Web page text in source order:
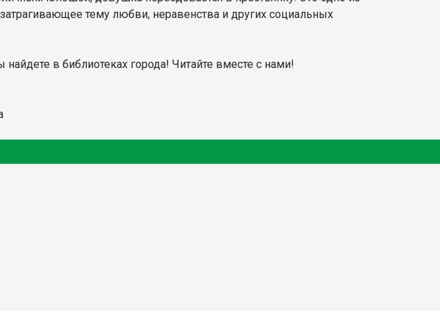
тему любви, неравенства и других социальных
в библиотеках города! Читайте вместе с нами!